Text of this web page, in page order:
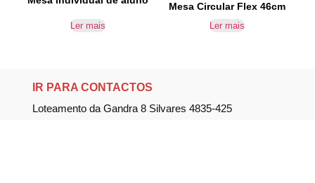
Ler mais
Mesa Circular Flex 46cm
Ler mais
IR PARA CONTACTOS
Loteamento da Gandra 8 Silvares 4835-425